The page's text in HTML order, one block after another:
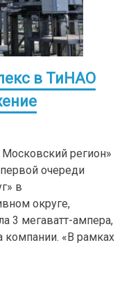
в ТиНАО
регион»
очереди
в
округе,
3 мегаватт-ампера,
компании. «В рамках